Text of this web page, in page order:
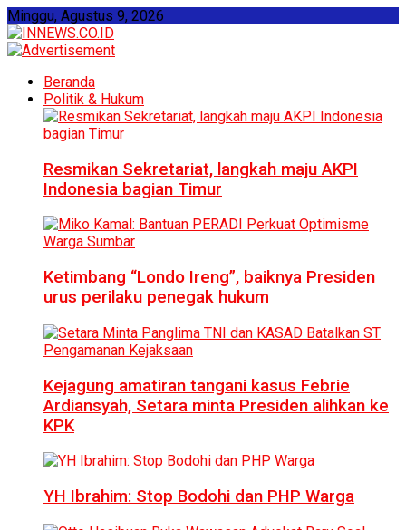
Minggu, Agustus 9, 2026
Beranda
Politik & Hukum
Resmikan Sekretariat, langkah maju AKPI
Indonesia bagian Timur
Ketimbang “Londo Ireng”, baiknya Presiden
urus perilaku penegak hukum
Kejagung amatiran tangani kasus Febrie
Ardiansyah, Setara minta Presiden alihkan ke
KPK
YH Ibrahim: Stop Bodohi dan PHP Warga